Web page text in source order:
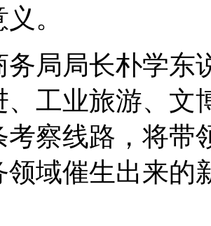
。
务局局长朴学东
、工业旅游、文
考察线路，将带
领域催生出来的